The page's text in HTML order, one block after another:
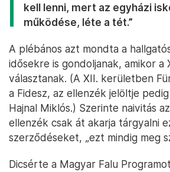
kell lenni, mert az egyházi
működése, léte a tét.”
A plébános azt mondta a
idősekre is gondoljanak, amikor a
választanak. (A XII. kerületben
a Fidesz, az ellenzék jelöltje
Hajnal Miklós.) Szerinte naivitás
ellenzék csak át akarja tárgyalni
szerződéseket, „ezt mindig meg
Dicsérte a Magyar Falu